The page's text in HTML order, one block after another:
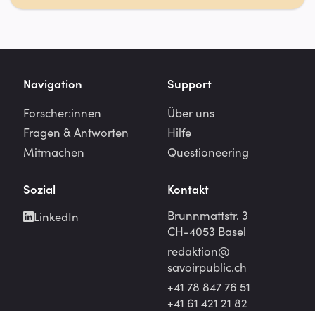
Navigation
Forscher:innen
Fragen & Antworten
Mitmachen
Support
Über uns
Hilfe
Questioneering
Sozial
LinkedIn
Kontakt
Brunnmattstr. 3
CH-4053 Basel
redaktion@
savoirpublic.ch
+41 78 847 76 51
+41 61 421 21 82